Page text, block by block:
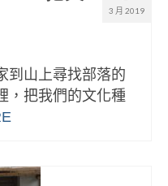
3 月 2019
到山上尋找部落的
，把我們的文化種